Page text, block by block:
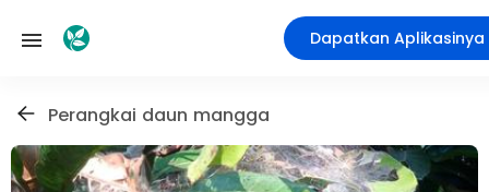
Dapatkan Aplikasinya
Perangkai daun mangga